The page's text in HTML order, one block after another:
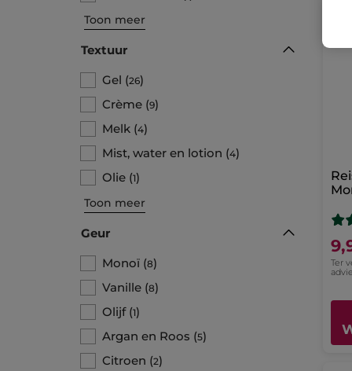
Toon meer
Textuur
Gel (26)
Crème (9)
Melk (4)
Mist, water en lotion (4)
Olie (1)
Toon meer
Geur
Monoï (8)
Vanille (8)
Olijf(1)
Argan en Roos (5)
Citroen (2)
Ter